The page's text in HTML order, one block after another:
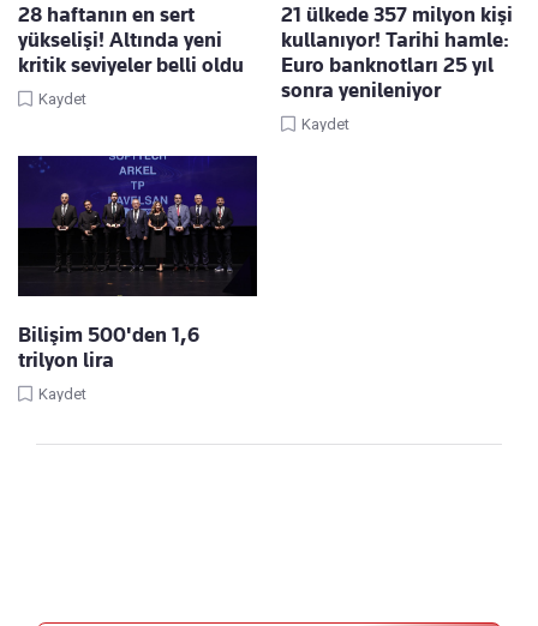
28 haftanın en sert
yükselişi! Altında yeni
kritik seviyeler belli oldu
Kaydet
21 ülkede 357 milyon kişi
kullanıyor! Tarihi hamle:
Euro banknotları 25 yıl
sonra yenileniyor
Kaydet
Bilişim 500'den 1,6
trilyon lira
Kaydet